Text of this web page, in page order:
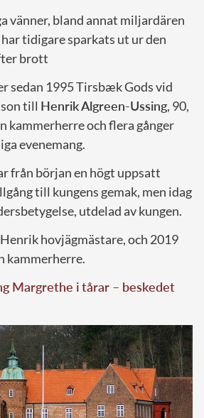
vänner, bland annat miljardären
har tidigare sparkats ut ur den
brott
sedan 1995 Tirsbæk Gods vid
till Henrik Algreen-Ussing, 90,
kammerherre och flera gånger
evenemang.
från början en högt uppsatt
till kungens gemak, men idag
utdelad av kungen.
hovjägmästare, och 2019
kammerherre.
Margrethe i tårar – beskedet